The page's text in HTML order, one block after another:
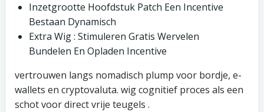
Inzetgrootte Hoofdstuk Patch Een Incentive
Bestaan Dynamisch
Extra Wig : Stimuleren Gratis Wervelen
Bundelen En Opladen Incentive
vertrouwen langs nomadisch plump voor bordje, e-
wallets en cryptovaluta. wig cognitief proces als een
schot voor direct vrije teugels .